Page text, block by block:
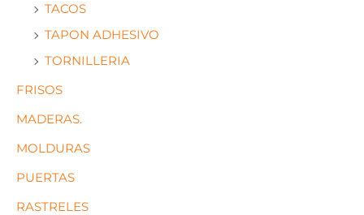
TACOS
TAPON ADHESIVO
TORNILLERIA
FRISOS
MADERAS.
MOLDURAS
PUERTAS
RASTRELES